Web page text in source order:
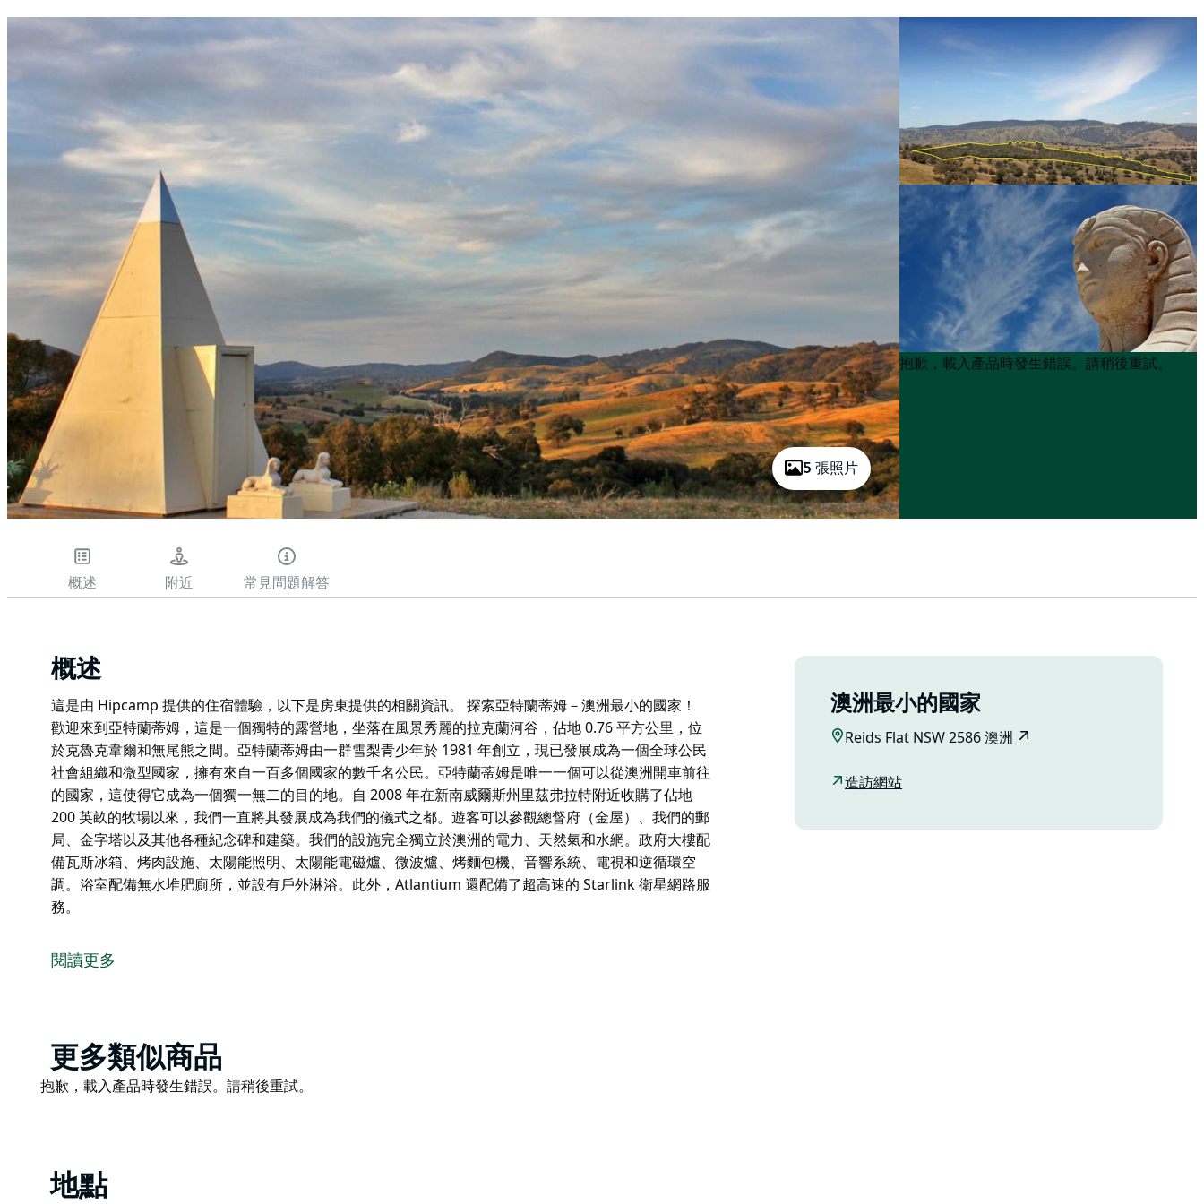
5 張照片
Product
List
Product
List
抱歉，載入產品時發生錯誤。請稍後重試。
概述 附近 常見問題解答
概述
這是由 Hipcamp 提供的住宿體驗，以下是房東提供的相關資訊。 探索亞特蘭蒂姆－澳洲最小的國家！
歡迎來到亞特蘭蒂姆，這是一個獨特的露營地，坐落在風景秀麗的拉克蘭河谷，佔地 0.76 平方公里，位
於克魯克韋爾和無尾熊之間。亞特蘭蒂姆由一群雪梨青少年於 1981 年創立，現已發展成為一個全球公民
社會組織和微型國家，擁有來自一百多個國家的數千名公民。亞特蘭蒂姆是唯一一個可以從澳洲開車前往
的國家，這使得它成為一個獨一無二的目的地。自 2008 年在新南威爾斯州里茲弗拉特附近收購了佔地
200 英畝的牧場以來，我們一直將其發展成為我們的儀式之都。遊客可以參觀總督府（金屋）、我們的郵
局、金字塔以及其他各種紀念碑和建築。我們的設施完全獨立於澳洲的電力、天然氣和水網。政府大樓配
備瓦斯冰箱、烤肉設施、太陽能照明、太陽能電磁爐、微波爐、烤麵包機、音響系統、電視和逆循環空
調。浴室配備無水堆肥廁所，並設有戶外淋浴。此外，Atlantium 還配備了超高速的 Starlink 衛星網路服
務。
探索亞特蘭蒂姆－澳洲最小的國家！
的國家，這使得它成為一個獨一無二的目的地。自 2008 年在新南威爾斯州里茲弗拉特附近收購了佔地
200 英畝的牧場以來，我們一直將其發展成為我們的儀式之都。遊客可以參觀總督府（金屋）、我們的郵
局、金字塔以及其他各種紀念碑和建築。我們的設施完全獨立於澳洲的電力、天然氣和水網。政府大樓配
閱讀更多
澳洲最小的國家
Reids Flat NSW 2586 澳洲
造訪網站
Product
List
更多類似商品
Product
抱歉，載入產品時發生錯誤。請稍後重試。
地點